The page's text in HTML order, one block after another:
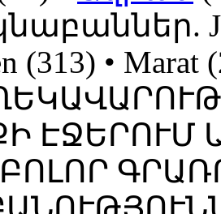
(313) •